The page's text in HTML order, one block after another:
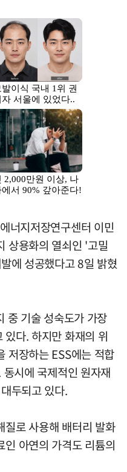
너지저장연구센터 이민
상용화의 열쇠인 '고밀
에 성공했다고 8일 밝혔
중 기술 성숙도가 가장
있다. 하지만 화재의 위
저장하는 ESS에는 적합
시에 국제적인 원자재
두되고 있다.
질로 사용해 배터리 발화
아연의 가격도 리튬의